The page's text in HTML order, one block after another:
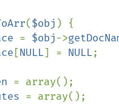
($obj ) {
= $obj->
[NULL] = NULL;
= array();
= array();